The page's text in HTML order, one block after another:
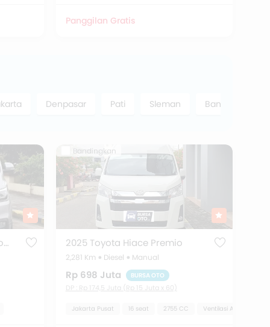
Panggilan Gratis
Denpasar Pati Sleman Bantul
2019 Hyundai H1 2.5L CRDi Royale
Bandingkan
2025 Toyota Hiace Premio
2,281 Km Diesel Manual
Rp 698 Juta BURSA OTO
DP : Rp 174,5 Juta (Rp 15 Juta x 60)
Jakarta Pusat 16 seat 2755 CC Ventilasi AC Belakang